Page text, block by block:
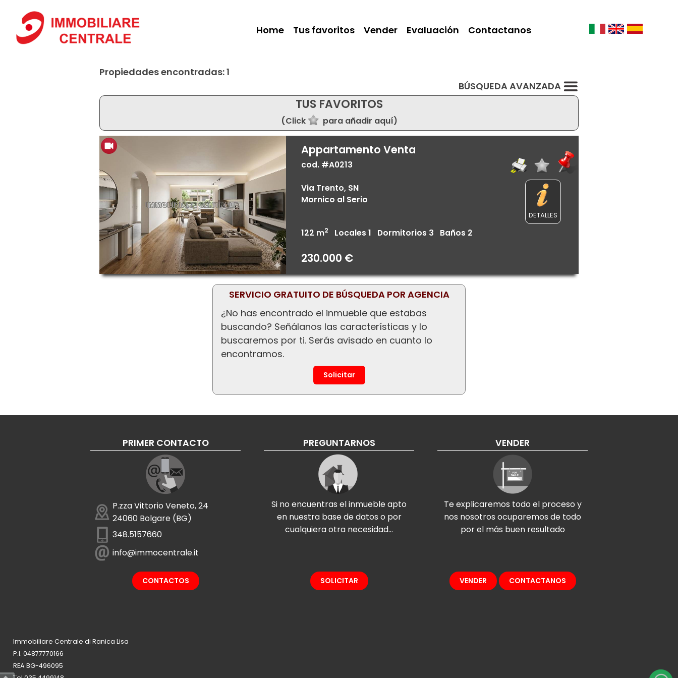
Home Tus favoritos Vender Evaluación Contactanos
Propiedades encontradas: 1
BÚSQUEDA AVANZADA
TUS FAVORITOS
(Click para añadir aquí)
Appartamento Venta
cod. #A0213
Via Trento, SN
Mornico al Serio
122 m2 Locales 1 Dormitorios 3 Baños 2
230.000 €
DETALLES
SERVICIO GRATUITO DE BÚSQUEDA POR AGENCIA
¿No has encontrado el inmueble que estabas
buscando? Señálanos las características y lo
buscaremos por ti. Serás avisado en cuanto lo
encontramos.
Solicitar
PRIMER CONTACTO
P.zza Vittorio Veneto, 24
24060 Bolgare (BG)
348.5157660
info@immocentrale.it
CONTACTOS
PREGUNTARNOS
Si no encuentras el inmueble apto
en nuestra base de datos o por
cualquiera otra necesidad...
SOLICITAR
VENDER
Te explicaremos todo el proceso y
nos nosotros ocuparemos de todo
por el más buen resultado
VENDER CONTACTANOS
Immobiliare Centrale di Ranica Lisa
P.I. 04877770166
REA BG-496095